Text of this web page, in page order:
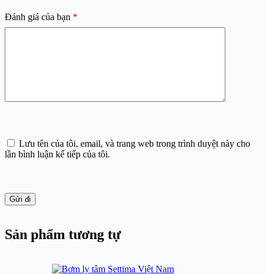
Đánh giá của bạn *
Lưu tên của tôi, email, và trang web trong trình duyệt này cho
lần bình luận kế tiếp của tôi.
Gửi đi
Sản phẩm tương tự